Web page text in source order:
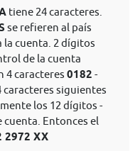
tiene 24 caracteres.
se refieren al país
la cuenta. 2 dígitos
de la cuenta
4 caracteres 0182 -
caracteres siguientes
los 12 dígitos -
Entonces el
2972 XX